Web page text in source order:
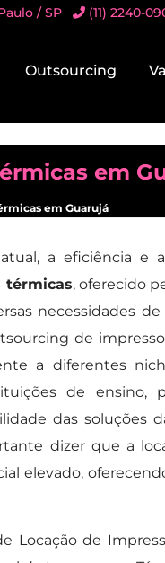
/ SP (11) 2240-
Outsourcing
em
em Guarujá
a eficiência e
térmicas, oferecido
necessidades
de
a diferentes
de ensino,
das soluções
dizer que a
elevado,
Locação de